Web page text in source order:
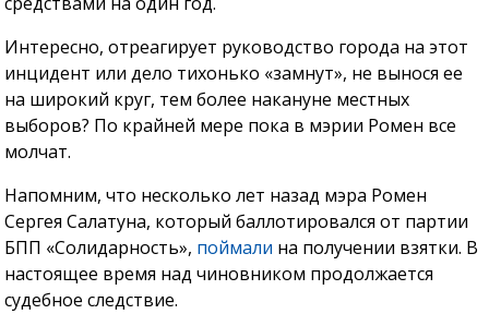
Интересно, отреагирует руководство города на этот
инцидент или дело тихонько «замнут», не вынося ее
на широкий круг, тем более накануне местных
выборов? По крайней мере пока в мэрии Ромен все
молчат.
Напомним, что несколько лет назад мэра Ромен
Сергея Салатуна, который баллотировался от партии
БПП «Солидарность», поймали на получении взятки. В
настоящее время над чиновником продолжается
судебное следствие.